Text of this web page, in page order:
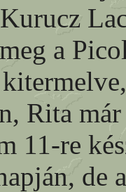
a
Rita már
11-re
de